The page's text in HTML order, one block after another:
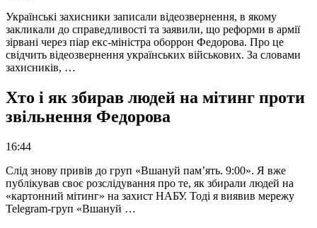
Українські захисники записали відеозвернення, в якому
закликали до справедливості та заявили, що реформи в армії
зірвані через піар екс-міністра оборрон Федорова. Про це
свідчить відеозвернення українських військових. За словами
захисників, …
Хто і як збирав людей на мітинг проти
звільнення Федорова
16:44
Слід знову привів до груп «Вшануй пам’ять. 9:00». Я вже
публікував своє розслідування про те, як збирали людей на
«картонний мітинг» на захист НАБУ. Тоді я виявив мережу
Telegram-груп «Вшануй …